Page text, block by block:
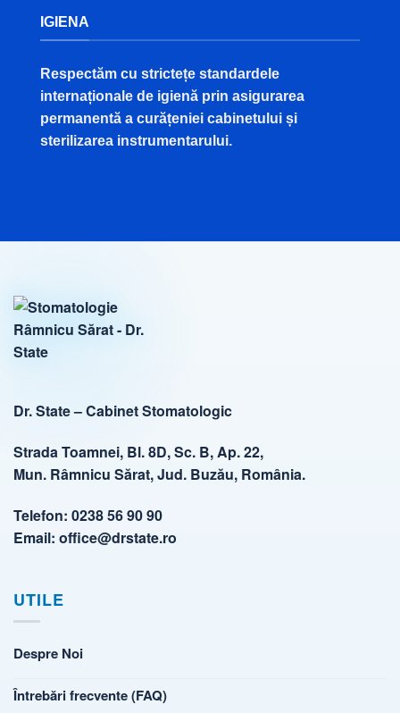
IGIENA
Respectăm cu strictețe standardele
internaționale de igienă prin asigurarea
permanentă a curățeniei cabinetului și
sterilizarea instrumentarului.
Dr. State – Cabinet Stomatologic
Strada Toamnei, Bl. 8D, Sc. B, Ap. 22,
Mun. Râmnicu Sărat, Jud. Buzău, România.
Telefon: 0238 56 90 90
Email: office@drstate.ro
UTILE
Despre Noi
Întrebări frecvente (FAQ)